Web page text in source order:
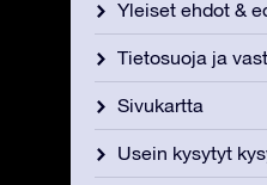
Yleiset ehdot &
Tietosuoja ja
Sivukartta
Usein kysytyt